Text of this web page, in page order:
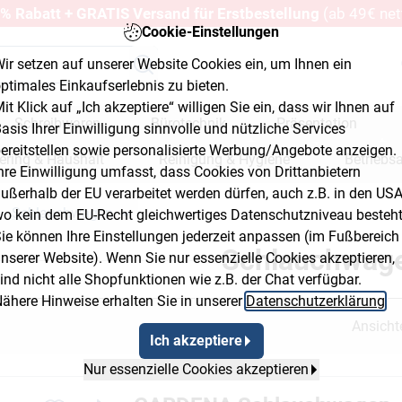
Cookie-Einstellungen
setzen auf unserer Website Cookies ein, um Ihnen ein
Einkaufserlebnis zu bieten.
Klick auf „Ich akzeptiere“ willigen Sie ein, dass wir Ihnen auf
Ihrer Einwilligung sinnvolle und nützliche Services
sowie personalisierte Werbung/Angebote anzeigen.
Einwilligung umfasst, dass Cookies von Drittanbietern
der EU verarbeitet werden dürfen, auch z.B. in den
kein dem EU-Recht gleichwertiges Datenschutzniveau
können Ihre Einstellungen jederzeit anpassen (im Fußbereich
Website). Wenn Sie nur essenzielle Cookies akzeptieren,
nicht alle Shopfunktionen wie z.B. der Chat verfügbar.
Hinweise erhalten Sie in unserer Datenschutzerklärung
Ich akzeptiere
Nur essenzielle Cookies akzeptieren
Rabatt + GRATIS Versand für Erstbestellung (ab 49€
Schreibwaren Bürotechnik Präsentation
& Haushalt Reinigung & Hygiene
& Baumarkt
Flyout Button 2
Schlauchwagen Breadcrumb Flyout Button 3